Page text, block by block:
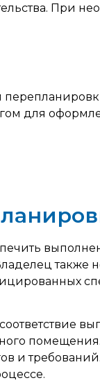
При
для
также
и